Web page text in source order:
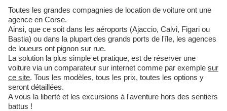
Toutes les grandes compagnies de location de voiture ont une
agence en Corse.
Ainsi, que ce soit dans les aéroports (Ajaccio, Calvi, Figari ou
Bastia) ou dans la plupart des grands ports de l'île, les agences
de loueurs ont pignon sur rue.
La solution la plus simple et pratique, est de réserver une
voiture via un comparateur sur internet comme par exemple sur
ce site. Tous les modèles, tous les prix, toutes les options y
seront détaillées.
A vous la liberté et les excursions à l'aventure hors des sentiers
battus !